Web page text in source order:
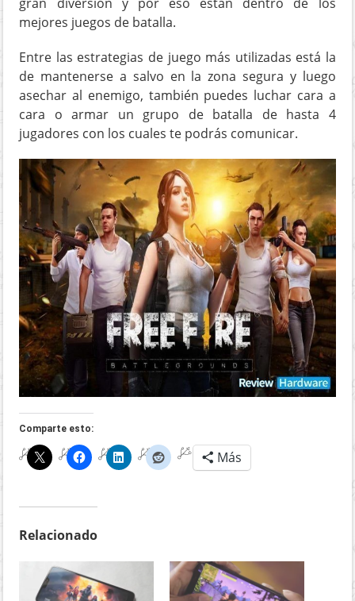
mejores juegos de batalla.
Entre las estrategias de juego más utilizadas está la
de mantenerse a salvo en la zona segura y luego
asechar al enemigo, también puedes luchar cara a
cara o armar un grupo de batalla de hasta 4
jugadores con los cuales te podrás comunicar.
Comparte esto:
Más
Relacionado